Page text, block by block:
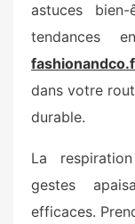
astuces
tendances
dans votre
durable.
La
gestes
efficaces.